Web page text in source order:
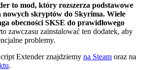
to mod, który rozszerza podstawowe
nowych skryptów do Skyrima. Wiele
obecności SKSE do prawidłowego
zawczasu zainstalować ten dodatek, aby
problemy.
Extender znajdziemy na Steam oraz na
.